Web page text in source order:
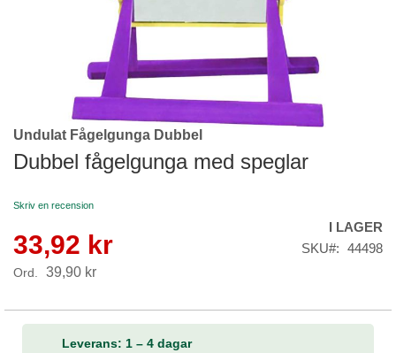
Skip
to
the
of
images
gallery
Undulat Fågelgunga Dubbel
Dubbel fågelgunga med speglar
Skriv en recension
Reapris
33,92 kr
Ord. 39,90 kr
I LAGER
SKU
44498
Leverans: 1 – 4 dagar